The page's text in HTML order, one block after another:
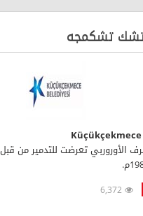
تشكمجه
الأوروربي تعرضت للتدمير من